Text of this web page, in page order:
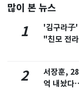
많이 본 뉴스
1
'김구라子'
"친모 전
2
서장훈,
억 내놨